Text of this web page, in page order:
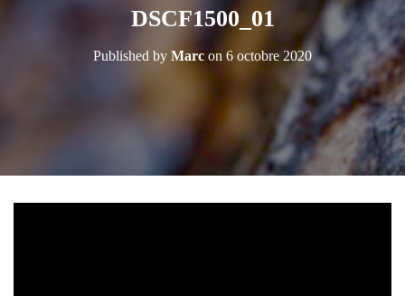
DSCF1500_01
Published by Marc on 6 octobre 2020